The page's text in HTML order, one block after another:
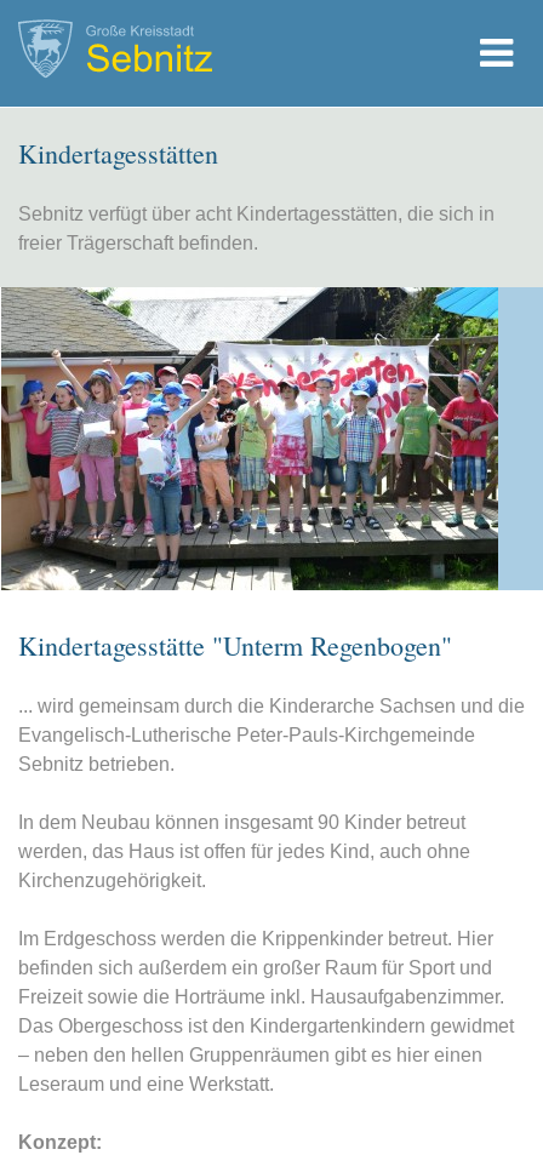
Kindertagesstätten
Sebnitz verfügt über acht Kindertagesstätten, die sich in
freier Trägerschaft befinden.
Kindertagesstätte "Unterm Regenbogen"
... wird gemeinsam durch die Kinderarche Sachsen und die
Evangelisch-Lutherische Peter-Pauls-Kirchgemeinde
Sebnitz betrieben.
In dem Neubau können insgesamt 90 Kinder betreut
werden, das Haus ist offen für jedes Kind, auch ohne
Kirchenzugehörigkeit.
Im Erdgeschoss werden die Krippenkinder betreut. Hier
befinden sich außerdem ein großer Raum für Sport und
Freizeit sowie die Horträume inkl. Hausaufgabenzimmer.
Das Obergeschoss ist den Kindergartenkindern gewidmet
– neben den hellen Gruppenräumen gibt es hier einen
Leseraum und eine Werkstatt.
Konzept: